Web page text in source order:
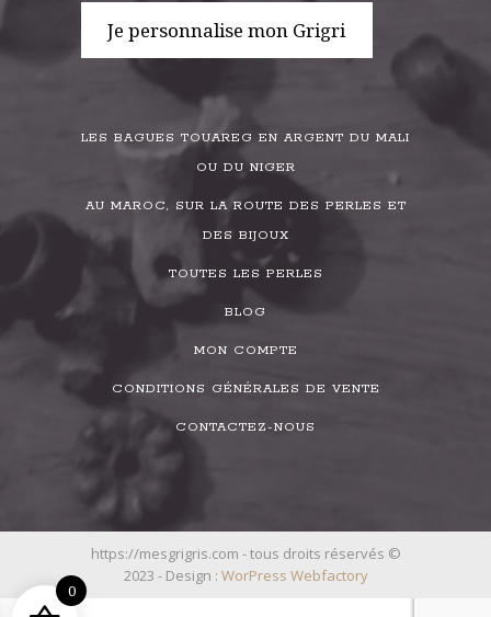
Je personnalise mon Grigri
LES BAGUES TOUAREG EN ARGENT DU MALI
OU DU NIGER
AU MAROC, SUR LA ROUTE DES PERLES ET
DES BIJOUX
TOUTES LES PERLES
BLOG
MON COMPTE
CONDITIONS GÉNÉRALES DE VENTE
CONTACTEZ-NOUS
https://mesgrigris.com - tous droits réservés ©
2023 - Design : WorPress Webfactory
0